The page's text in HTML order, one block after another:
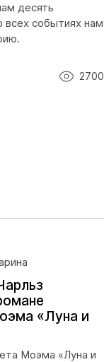
десять
событиях нам
2700
«Луна и
Моэма «Луна и